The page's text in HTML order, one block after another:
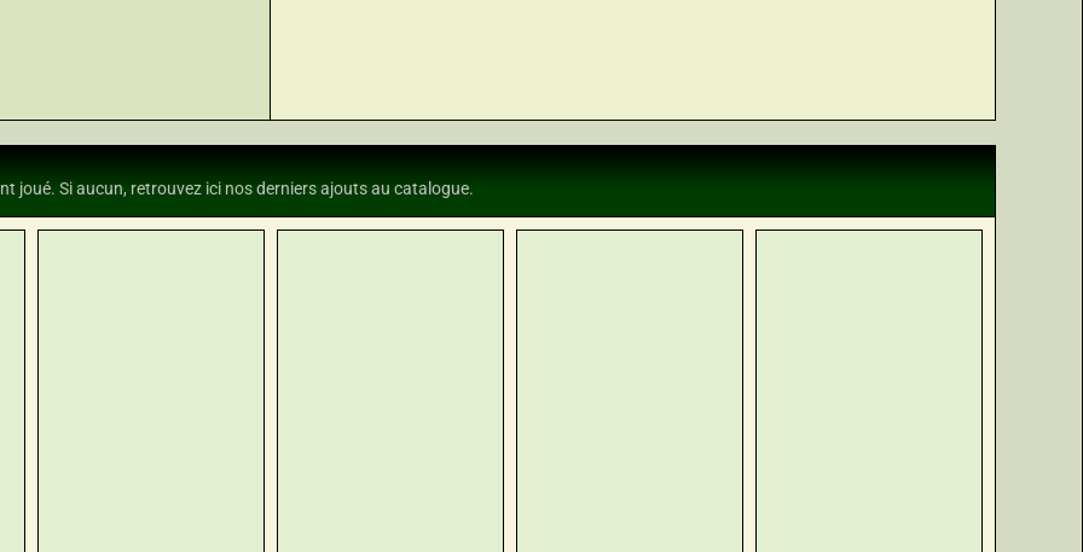
joué. Si aucun, retrouvez ici nos derniers ajouts au catalogue.